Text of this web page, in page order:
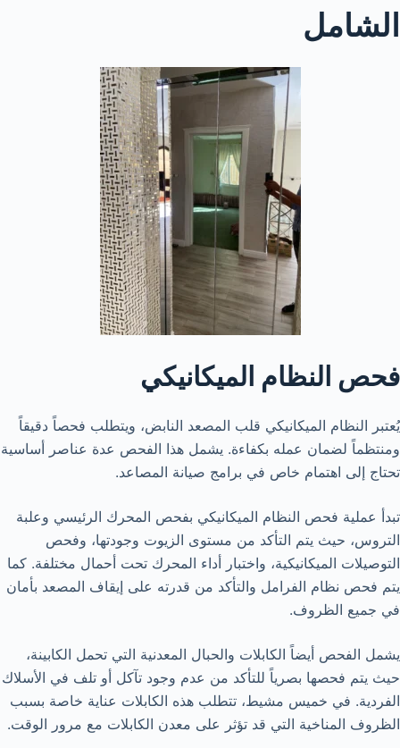
الشامل
فحص النظام الميكانيكي
يُعتبر النظام الميكانيكي قلب المصعد النابض، ويتطلب فحصاً دقيقاً
ومنتظماً لضمان عمله بكفاءة. يشمل هذا الفحص عدة عناصر أساسية
تحتاج إلى اهتمام خاص في برامج صيانة المصاعد.
تبدأ عملية فحص النظام الميكانيكي بفحص المحرك الرئيسي وعلبة
التروس، حيث يتم التأكد من مستوى الزيوت وجودتها، وفحص
التوصيلات الميكانيكية، واختبار أداء المحرك تحت أحمال مختلفة. كما
يتم فحص نظام الفرامل والتأكد من قدرته على إيقاف المصعد بأمان
في جميع الظروف.
يشمل الفحص أيضاً الكابلات والحبال المعدنية التي تحمل الكابينة،
حيث يتم فحصها بصرياً للتأكد من عدم وجود تآكل أو تلف في الأسلاك
الفردية. في خميس مشيط، تتطلب هذه الكابلات عناية خاصة بسبب
الظروف المناخية التي قد تؤثر على معدن الكابلات مع مرور الوقت.